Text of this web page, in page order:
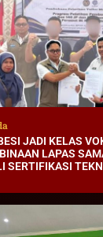
JADI KELAS
LAPAS
SERTIFIKASI